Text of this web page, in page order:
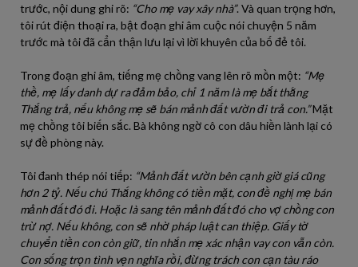
trước, nội dung ghi rõ: “Cho mẹ vay xây nhà”. Và quan trọng hơn,
tôi rút điện thoại ra, bật đoạn ghi âm cuộc nói chuyện 5 năm
trước mà tôi đã cẩn thận lưu lại vì lời khuyên của bố đẻ tôi.
Trong đoạn ghi âm, tiếng mẹ chồng vang lên rõ mồn một: “Mẹ
thề, mẹ lấy danh dự ra đảm bảo, chỉ 1 năm là mẹ bắt thằng
Thắng trả, nếu không mẹ sẽ bán mảnh đất vườn đi trả con.”Mặt
mẹ chồng tôi biến sắc. Bà không ngờ cô con dâu hiền lành lại có
sự đề phòng này.
Tôi đanh thép nói tiếp: “Mảnh đất vườn bên cạnh giờ giá cũng
hơn 2 tỷ. Nếu chú Thắng không có tiền mặt, con đề nghị mẹ bán
mảnh đất đó đi. Hoặc là sang tên mảnh đất đó cho vợ chồng con
trừ nợ. Nếu không, con sẽ nhờ pháp luật can thiệp. Giấy tờ
chuyển tiền con còn giữ, tin nhắn mẹ xác nhận vay con vẫn còn.
Con sống trọn tình vẹn nghĩa rồi, đừng trách con cạn tàu ráo